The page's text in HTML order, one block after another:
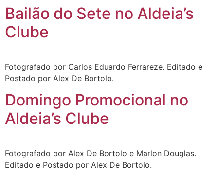
Bailão do Sete no Aldeia’s
Clube
Fotografado por Carlos Eduardo Ferrareze. Editado e
Postado por Alex De Bortolo.
Domingo Promocional no
Aldeia’s Clube
Fotografado por Alex De Bortolo e Marlon Douglas.
Editado e Postado por Alex De Bortolo.